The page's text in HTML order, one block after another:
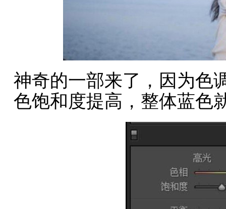
神奇的一部来了，因为色
色饱和度提高，整体蓝色